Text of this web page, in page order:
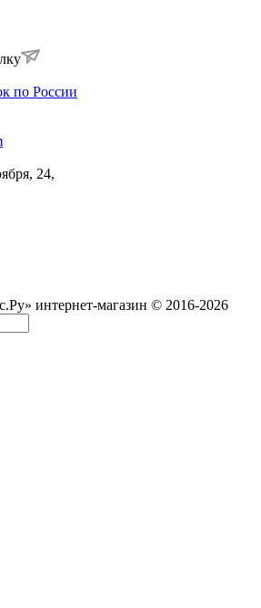
по России
24,
интернет-магазин © 2016-2026